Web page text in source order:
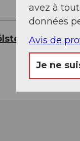
avez à
données
Avis de
Je ne